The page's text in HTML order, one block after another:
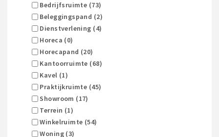
Bedrijfsruimte (73)
Beleggingspand (2)
Dienstverlening (4)
Horeca (0)
Horecapand (20)
Kantoorruimte (68)
Kavel (1)
Praktijkruimte (45)
Showroom (17)
Terrein (1)
Winkelruimte (54)
Woning (3)